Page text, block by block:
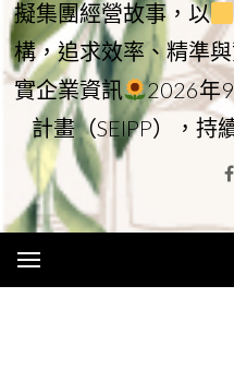
擬集團經營故事，以
構，追求效率、精準
實企業資訊
2026年
計畫（SEIPP），持